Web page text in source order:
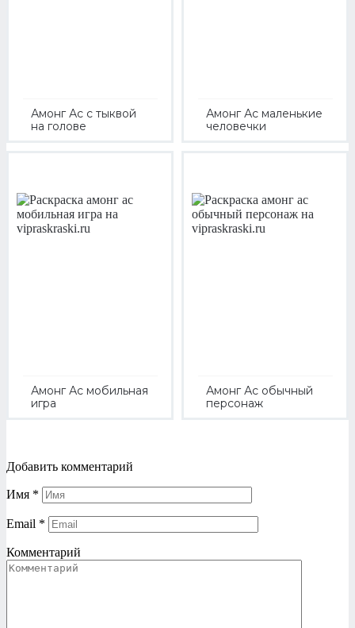
Амонг Ас с тыквой
на голове
Амонг Ас маленькие
человечки
Амонг Ас мобильная
игра
Амонг Ас обычный
персонаж
Добавить комментарий
Имя *
Email *
Комментарий